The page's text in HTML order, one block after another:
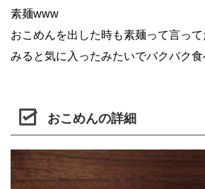
素麺www
おこめんを出した時も素麺って言っ
みると気に入ったみたいでバクバク食
おこめんの詳細